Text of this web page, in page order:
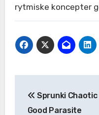
rytmiske koncepter
navigation
Sprunki Chaotic
Good Parasite